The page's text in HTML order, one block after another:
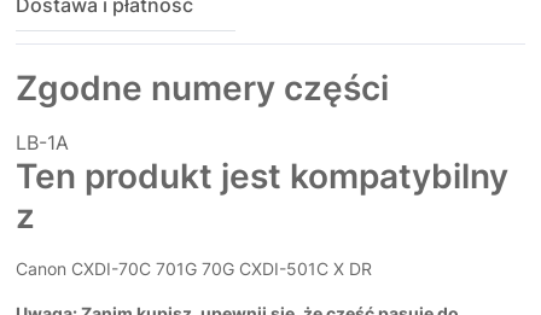
Dostawa i płatność
Zgodne numery części
LB-1A
Ten produkt jest kompatybilny
z
Canon CXDI-70C 701G 70G CXDI-501C X DR